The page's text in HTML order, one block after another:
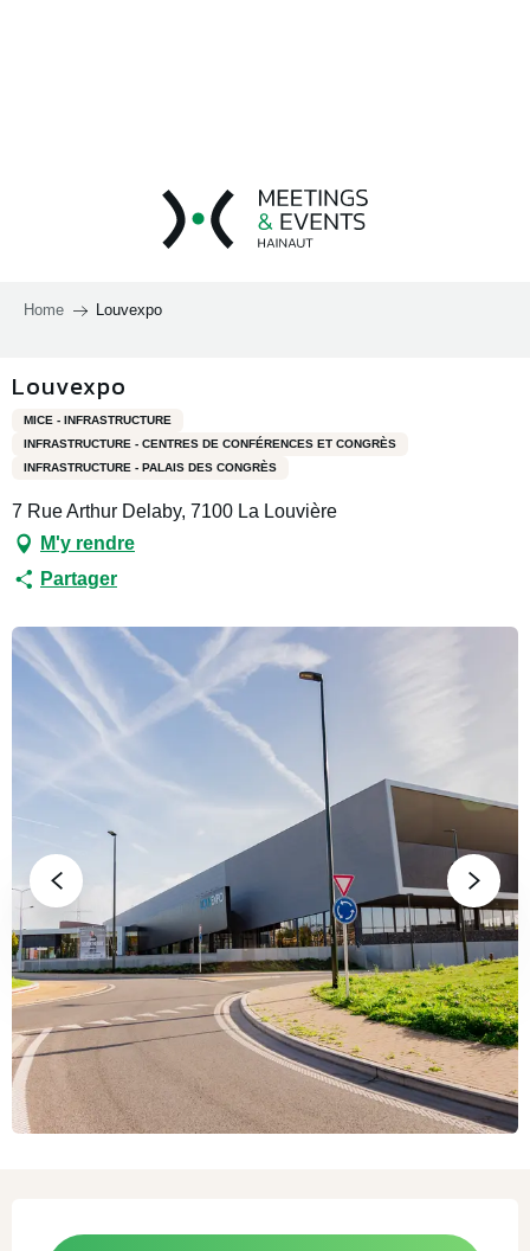
Home Louvexpo
Louvexpo
MICE - INFRASTRUCTURE
INFRASTRUCTURE - CENTRES DE CONFÉRENCES ET CONGRÈS
INFRASTRUCTURE - PALAIS DES CONGRÈS
7 Rue Arthur Delaby, 7100 La Louvière
M'y rendre
Partager
Ouverture et coordonnées